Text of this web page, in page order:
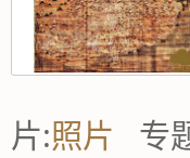
片:照片 专